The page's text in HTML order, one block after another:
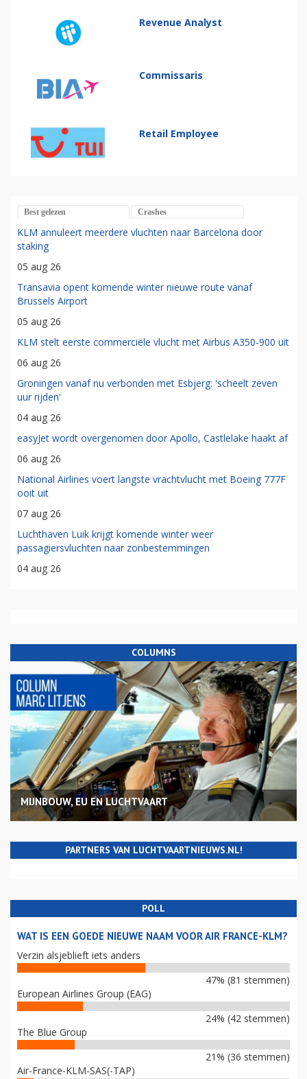
Revenue Analyst
Commissaris
Retail Employee
Best gelezen Crashes
KLM annuleert meerdere vluchten naar Barcelona door
staking
05 aug 26
Transavia opent komende winter nieuwe route vanaf
Brussels Airport
05 aug 26
KLM stelt eerste commerciële vlucht met Airbus A350-900 uit
06 aug 26
Groningen vanaf nu verbonden met Esbjerg: 'scheelt zeven
uur rijden'
04 aug 26
easyJet wordt overgenomen door Apollo, Castlelake haakt af
06 aug 26
National Airlines voert langste vrachtvlucht met Boeing 777F
ooit uit
07 aug 26
Luchthaven Luik krijgt komende winter weer
passagiersvluchten naar zonbestemmingen
04 aug 26
COLUMNS
MIJNBOUW, EU EN LUCHTVAART
PARTNERS VAN LUCHTVAARTNIEUWS.NL!
POLL
WAT IS EEN GOEDE NIEUWE NAAM VOOR AIR FRANCE-KLM?
Verzin alsjeblieft iets anders
47% (81 stemmen)
European Airlines Group (EAG)
24% (42 stemmen)
The Blue Group
21% (36 stemmen)
Air-France-KLM-SAS(-TAP)